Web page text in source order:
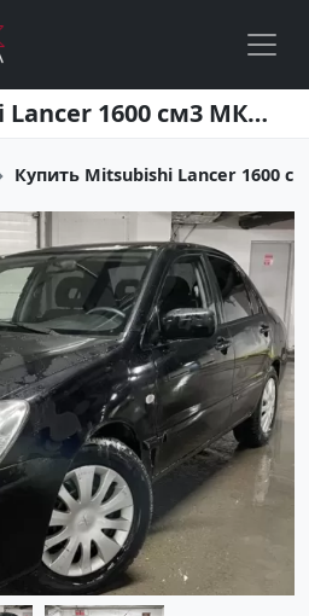
Купить Mitsubishi Lancer 1600 см3 МКПП (98 л.с.) Бензин инжектор в Ладожская : цвет Черный Седан 2007 года по цене 505000 рублей, объявление №23792 на сайте Авторынок23
Купить Mitsubishi Lancer 1600